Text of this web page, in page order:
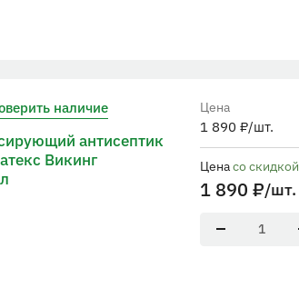
наличие
антисептик
Викинг
Цена
1 890 ₽/шт.
Ценасо скидкой
1 890 ₽/шт.